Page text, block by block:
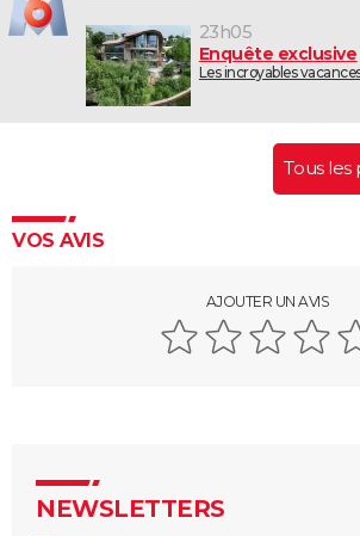
23h05
Enquête exclusive
Les incroyables
Tous
VOS AVIS
AJOUTER UN AVIS
NEWSLETTERS